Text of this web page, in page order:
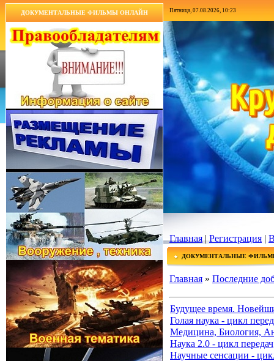
ДОКУМЕНТАЛЬНЫЕ ФИЛЬМЫ ОНЛАЙН Пятница, 07.08.2026, 10:23
Главная|Регистрация |
ДОКУМЕНТАЛЬНЫЕ
Главная » Последние
Будущее время.
Голая наука - цикл
Медицина, Биология,
Наука 2.0 - цикл передач
Научные сенсации -